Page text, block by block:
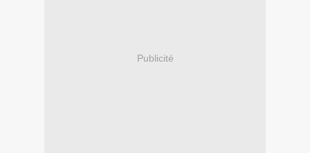
Publicité